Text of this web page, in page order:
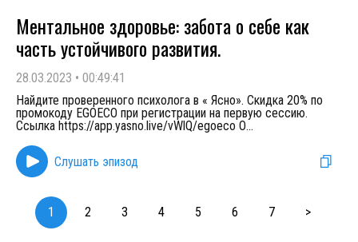
Ментальное здоровье: забота о себе как
часть устойчивого развития.
28.03.2023 • 00:49:41
Найдите проверенного психолога в « Ясно». Скидка 20% по
промокоду EGOECO при регистрации на первую сессию.
Ссылка https://app.yasno.live/vWlQ/egoeco О...
Слушать эпизод
1 2 3 4 5 6 7 >